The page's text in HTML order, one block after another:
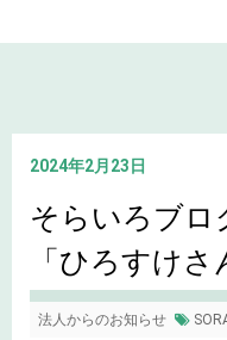
2024年2月23日
そらいろブ
「ひろすけ
法人からのお知らせ